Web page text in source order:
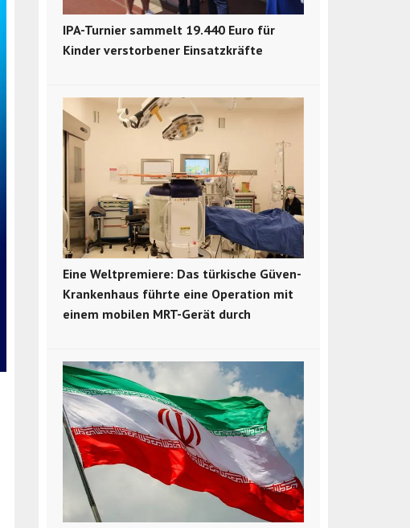
IPA-Turnier sammelt 19.440 Euro für
Kinder verstorbener Einsatzkräfte
Eine Weltpremiere: Das türkische Güven-
Krankenhaus führte eine Operation mit
einem mobilen MRT-Gerät durch